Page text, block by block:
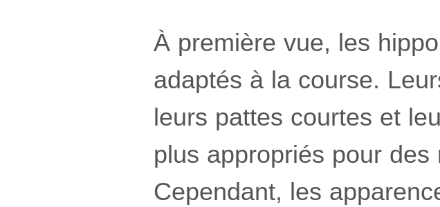
À première vue, les
adaptés à la course.
leurs pattes courtes et
plus appropriés pour des
Cependant, les